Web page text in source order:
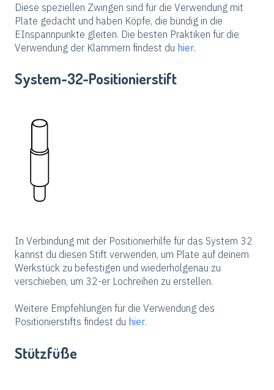
Diese speziellen Zwingen sind für die Verwendung mit
Plate gedacht und haben Köpfe, die bündig in die
EInspannpunkte gleiten. Die besten Praktiken für die
Verwendung der Klammern findest du hier.
System-32-Positionierstift
In Verbindung mit der Positionierhilfe für das System 32
kannst du diesen Stift verwenden, um Plate auf deinem
Werkstück zu befestigen und wiederholgenau zu
verschieben, um 32-er Lochreihen zu erstellen.
Weitere Empfehlungen für die Verwendung des
Positionierstifts findest du hier.
Stützfüße